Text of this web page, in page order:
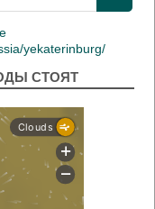
yekaterinburg/
СТОЯТ